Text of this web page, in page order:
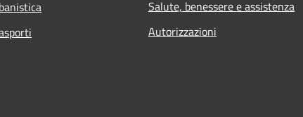
Salute, benessere e assistenza
Autorizzazioni